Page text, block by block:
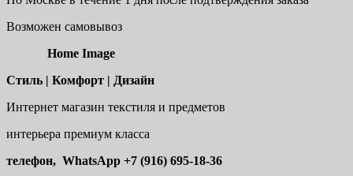
Возможен самовывоз
Home Image
Стиль | Комфорт | Дизайн
Интернет магазин текстиля и предметов
интерьера премиум класса
телефон, WhatsApp +7 (916) 695-18-36